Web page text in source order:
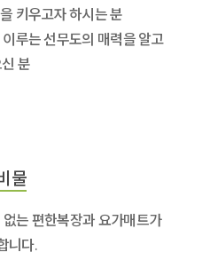
키우고자 하시는 분
루는 선무도의 매력을 알고
분
물
는 편한복장과 요가매트가
니다.